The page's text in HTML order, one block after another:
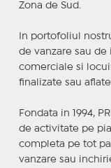
Zona de Sud.
In portofoliul
de vanzare sau de
comerciale si
finalizate sau
Fondata in 1994,
de activitate pe
completa pe tot
vanzare sau